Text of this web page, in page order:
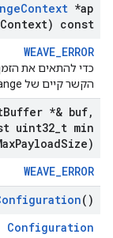
Context *ap
Context) const
WEAVE_ERROR
כדי להתאים את
הקשר קיים של Exchange.
Buffer *& buf,
uint32 t min
PayloadSize)
WEAVE_ERROR
()
Configuration